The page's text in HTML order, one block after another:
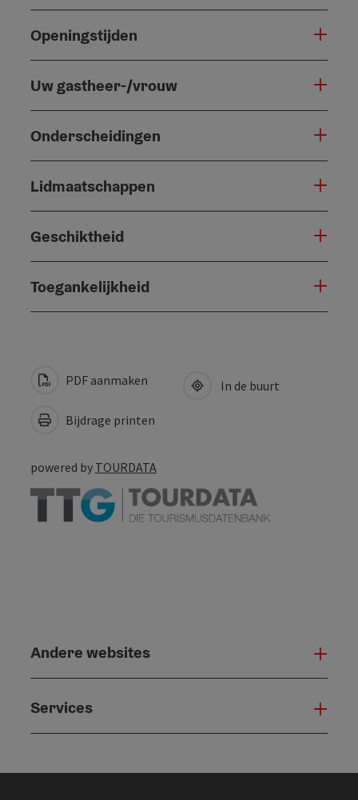
Openingstijden
Uw gastheer-/vrouw
Onderscheidingen
Lidmaatschappen
Geschiktheid
Toegankelijkheid
PDF aanmaken
Bijdrage printen
In de buurt
powered by TOURDATA
Andere websites
Services